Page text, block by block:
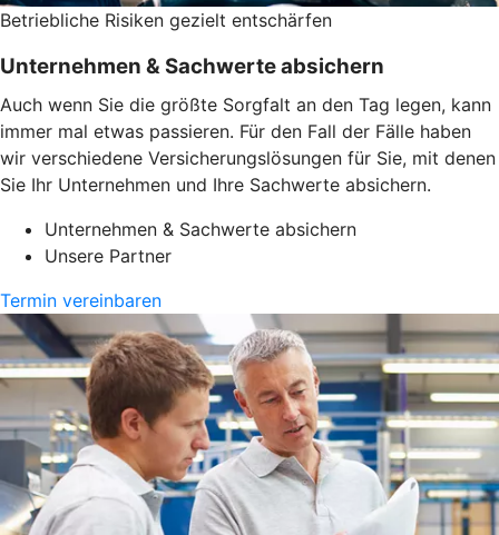
Betriebliche Risiken gezielt entschärfen
Unternehmen & Sachwerte absichern
Auch wenn Sie die größte Sorgfalt an den Tag legen, kann
immer mal etwas passieren. Für den Fall der Fälle haben
wir verschiedene Versicherungslösungen für Sie, mit denen
Sie Ihr Unternehmen und Ihre Sachwerte absichern.
Unternehmen & Sachwerte absichern
Unsere Partner
Termin vereinbaren